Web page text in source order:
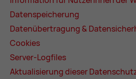
Da­ten­spei­che­rung
Da­ten­über­tra­gung &
Coo­kies
Ser­ver-Log­files
Ak­tua­li­sie­rung die­ser